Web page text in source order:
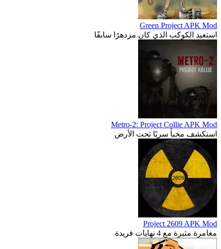
Green Project APK Mod
استعيد الكوكب الذي كان مزدهرًا سابقًا
Metro-2: Project Collie APK Mod
استكشف مخبأ سريًا تحت الأرض
Project 2609 APK Mod
مغامرة مثيرة مع 4 نهايات فريدة